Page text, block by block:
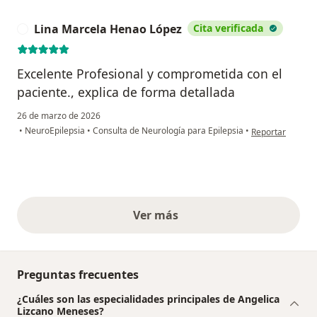
Lina Marcela Henao López Cita verificada
Excelente Profesional y comprometida con el
paciente., explica de forma detallada
26 de marzo de 2026
• NeuroEpilepsia • Consulta de Neurología para Epilepsia • en opinión del
Reportar
Ver másopiniones anteriores
Preguntas frecuentes
¿Cuáles son las especialidades principales de Angelica
Lizcano Meneses?